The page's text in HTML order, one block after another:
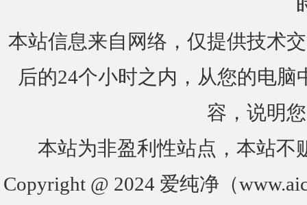
本站信息来自网络，仅提供技术
后的24个小时之内，从您的电
容，说明
本站为非盈利性站点，本站不
Copyright @ 2024 爱纯净（